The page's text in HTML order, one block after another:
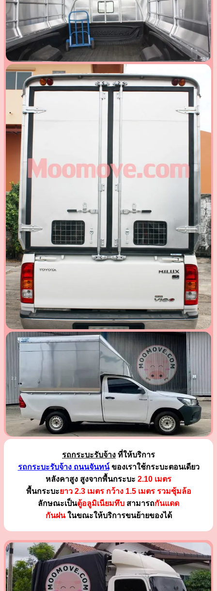
รถกระบะรับจ้าง ที่ให้บริการ
รถกระบะรับจ้าง ถนนจันทน์ของเราใช้กระบะตอนเดียว
หลังคาสูง สูงจากพื้นกระบะ 2.10 เมตร
พื้นกระบะยาว 2.3 เมตร กว้าง 1.5 เมตร รวมซุ้มล้อ
ลักษณะเป็นตู้อลูมิเนียมทึบ สามารถกันแดด
กันฝนในขณะให้บริการขนย้ายของได้